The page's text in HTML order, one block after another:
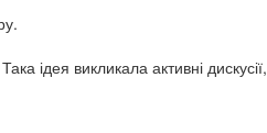
Така ідея викликала активні